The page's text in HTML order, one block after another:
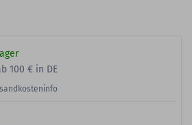
100 € in DE